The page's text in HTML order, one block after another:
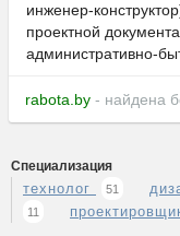
инженер-
проектной
административно-
rabota.by - найдена
Специализация
технолог 51
11